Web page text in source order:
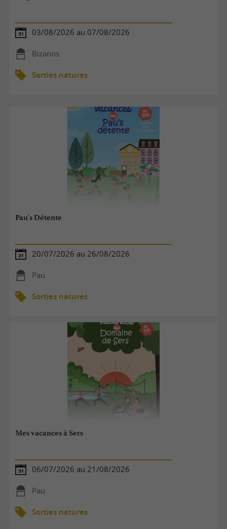
03/08/2026 au 07/08/2026
Bizanos
Sorties natures
Pau's Détente
20/07/2026 au 26/08/2026
Pau
Sorties natures
Mes vacances à Sers
06/07/2026 au 21/08/2026
Pau
Sorties natures